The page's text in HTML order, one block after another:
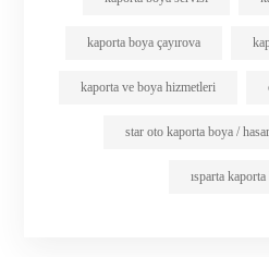
kaporta boya çayırova
kaporta ve boya hizmetleri
star oto kaporta boya /
ısparta